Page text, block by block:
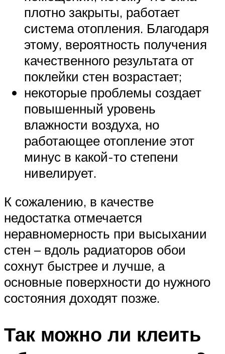
плотно закрыты, работает
система отопления. Благодаря
этому, вероятность получения
качественного результата от
поклейки стен возрастает;
некоторые проблемы создает
повышенный уровень
влажности воздуха, но
работающее отопление этот
минус в какой-то степени
нивелирует.
К сожалению, в качестве
недостатка отмечается
неравномерность при высыхании
стен – вдоль радиаторов обои
сохнут быстрее и лучше, а
основные поверхности до нужного
состояния доходят позже.
Так можно ли клеить